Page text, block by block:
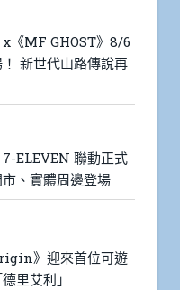
x《MF GHOST》8/6
新世代山路傳說再
7-ELEVEN 聯動正式
、實體周邊登場
》迎來首位可遊
里艾利」